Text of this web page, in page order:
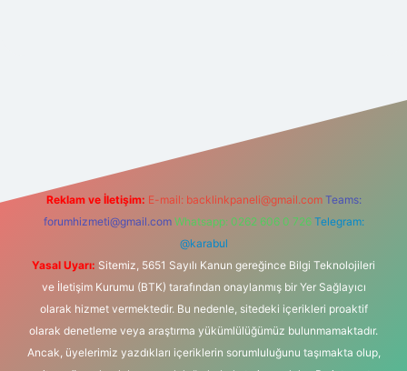
Reklam ve İletişim: E-mail: backlinkpaneli@gmail.com Teams:
forumhizmeti@gmail.com Whatsapp: 0262 606 0 726 Telegram:
@karabul
Yasal Uyarı: Sitemiz, 5651 Sayılı Kanun gereğince Bilgi Teknolojileri
ve İletişim Kurumu (BTK) tarafından onaylanmış bir Yer Sağlayıcı
olarak hizmet vermektedir. Bu nedenle, sitedeki içerikleri proaktif
olarak denetleme veya araştırma yükümlülüğümüz bulunmamaktadır.
Ancak, üyelerimiz yazdıkları içeriklerin sorumluluğunu taşımakta olup,